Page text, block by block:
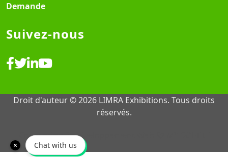
Demande
Suivez-nous
Droit d'auteur © 2026 LIMRA Exhibitions. Tous droits
réservés.
Conception & Développement Web ♡
Chat with us